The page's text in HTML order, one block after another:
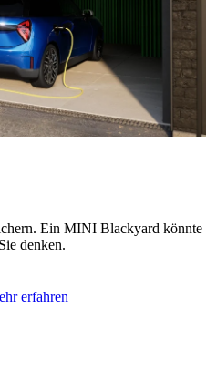
Ein MINI Blackyard könnte
denken.